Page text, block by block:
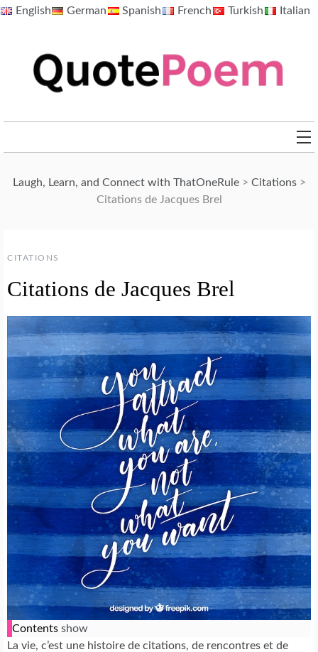
SkipEnglish German Spanish French Turkish Italian
Laugh, Learn, and Connect with ThatOneRule> Citations>
Citations de Jacques Brel
CITATIONS
Citations de Jacques Brel
Contents show
La vie, c’est une histoire de citations, de rencontres et de